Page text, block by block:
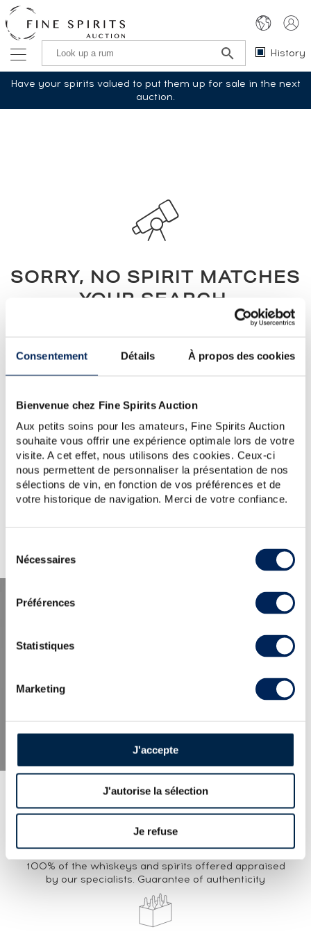
Consentement Détails À propos des cookies
Bienvenue chez Fine Spirits Auction
Aux petits soins pour les amateurs, Fine Spirits Auction
souhaite vous offrir une expérience optimale lors de votre
visite. A cet effet, nous utilisons des cookies. Ceux-ci
nous permettent de personnaliser la présentation de nos
sélections de vin, en fonction de vos préférences et de
votre historique de navigation. Merci de votre confiance.
consentement
Nécessaires
Préférences
Statistiques
Marketing
J'accepte
J'autorise la sélection
Je refuse
History
Have your spirits valued to put them up for sale in the next
auction.
SORRY, NO SPIRIT MATCHES
YOUR SEARCH.
WOULD YOU LIKE TO TRY
AGAIN?
TIP:Check the spelling, word order or reduce your search
to one key word.
For further assistance, visit the
help section
You can also create an alert by clicking the button below.
Create a new alert
EXPERTISE
100% of the whiskeys and spirits offered appraised
by our specialists. Guarantee of authenticity